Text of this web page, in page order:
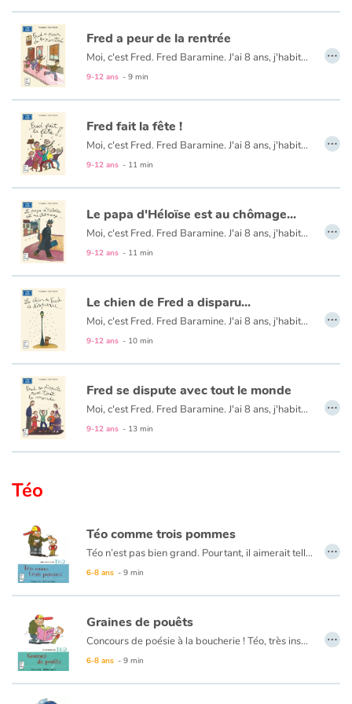
Fred a peur de la rentrée
Moi, c'est Fred. Fred Baramine. J'ai 8 ans, j'habite 7 rue Cénou avec Maman et mon chien Toufou. Et je viens de passer la pire rentrée qu'on peut imaginer ! Tout a commencé quand j'ai réalisé que j'avais laissé ma valise avec toutes mes fournitures pour l'école sur le quai de la gare de Cata-les-flots en vacances...
9-12 ans - 9 min
…
Fred fait la fête !
Moi, c'est Fred. Fred Baramine. J'ai 8 ans, j'habite 7 rue Cénou. Cette année, pour mon anniversaire, j'ai demandé à Maman si on pouvait organiser une méga-fête. Le problème avec Maman, c'est qu'elle n'a jamais le temps. Mais quand j'ai dit que je pourrais faire la fête chez Papa, elle a répondu : " Hors de question ! La fête aura lieu ici, à la maison ! "
9-12 ans - 11 min
…
Le papa d'Héloïse est au chômage...
Moi, c'est Fred. Fred Baramine. J'ai 8 ans, j'habite 7 rue Cénou. L'autre jour, j'ai entendu les parents d'Héloïse Crampon, ma voisine, se disputer. Le lendemain, j'ai surpris son papa dans l'escalier avec un imper à col relevé, un chapeau gris très enfoncé, et des lunettes noires, bizarre ! Je l'ai suivi jusqu'à un immeuble où était écrit : ANPE...
9-12 ans - 11 min
…
Le chien de Fred a disparu...
Moi, c'est Fred. Fred Baramine. J'ai 8 ans, j'habite 7 rue Cénou avec Maman et Toufou, mon épagneul-teckel-basset-corniaud-à-poils-roux-préféré. L'autre soir, en allant à la boulangerie, j'ai laissé mon chien sur le trottoir. Et quand j'en suis sorti, mon chien adoré avait disparu ! J'étais désespéré...
9-12 ans - 10 min
…
Fred se dispute avec tout le monde
Moi, c'est Fred. Fred Baramine. J'ai 8 ans, j'habite 7 rue Cénou. L'autre jour, j'ai passé une journée affreuse ! Tout a commencé à l'école, quand Mouloud, mon meilleur copain, a dit à la maîtresse que j'avais copié sur lui... Alors qu'on avait copié tous les deux ! À partir de ce moment, tout n'a fait qu'empirer...
9-12 ans - 13 min
…
Téo
Téo comme trois pommes
Téo n’est pas bien grand. Pourtant, il aimerait tellement être un géant pour faire peur à Clovis, la terreur du quartier. Justement, le voilà ! Il vient encore se vanter parce qu’il emmène Amanda au cinéma. Ah non ! Téo a décidé que ça ne se passerait pas comme ça !
6-8 ans - 9 min
…
Graines de pouêts
Concours de poésie à la boucherie ! Téo, très inspiré, remplit les pages de son cahier. Clovis, lui, a beau chercher, il ne lui vient aucune idée. L’affreux parvient à voler le précieux cahier. Téo va-t-il se laisser faire… ?
6-8 ans - 9 min
…